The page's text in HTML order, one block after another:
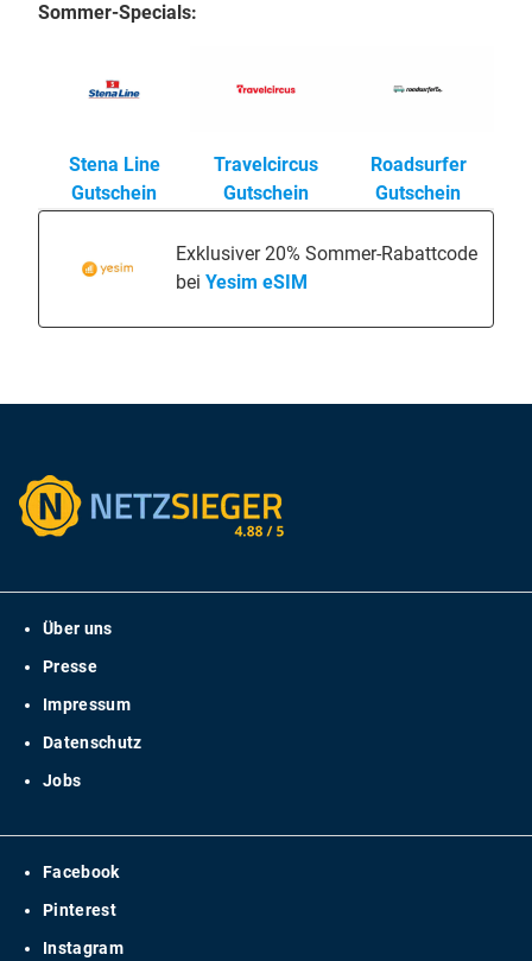
Sommer-Specials:
Stena Line
Gutschein
Travelcircus
Gutschein
Roadsurfer
Gutschein
Exklusiver 20% Sommer-Rabattcode
bei Yesim eSIM
Über uns
Presse
Impressum
Datenschutz
Jobs
Facebook
Pinterest
Instagram